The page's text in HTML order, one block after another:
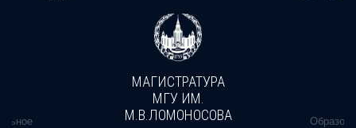
МАГИСТРАТУРА
МГУ ИМ.
М.В.ЛОМОНОСОВА